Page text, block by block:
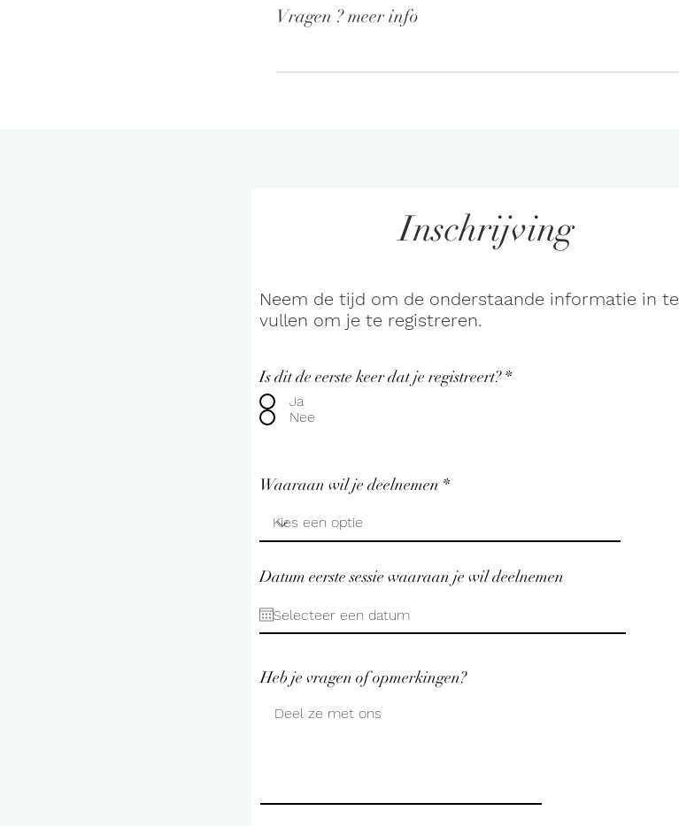
Vragen ? meer info
Inschrijving
Neem de tijd om de onderstaande informatie in te
vullen om je te registreren.
Is dit de eerste keer dat je registreert? *
Ja
Nee
Waaraan wil je deelnemen
Datum eerste sessie waaraan je wil deelnemen
Heb je vragen of opmerkingen?